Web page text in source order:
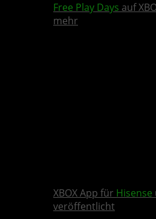
Free Play Days auf
mehr
XBOX App für Hisense
veröffentlicht